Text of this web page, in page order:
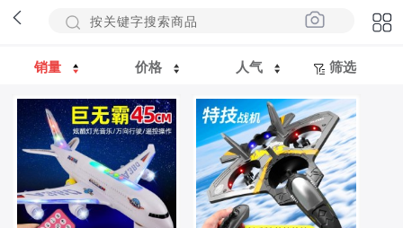
销量 价格 人气 筛选